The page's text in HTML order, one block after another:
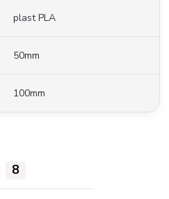
plast PLA
50mm
100mm
8